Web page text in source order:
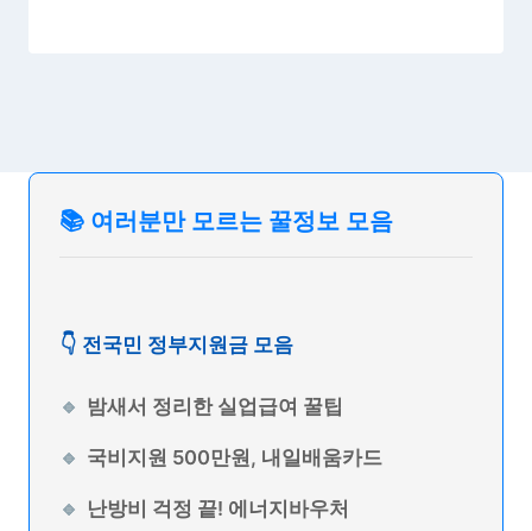
📚 여러분만 모르는 꿀정보 모음
👇 전국민 정부지원금 모음
밤새서 정리한 실업급여 꿀팁
국비지원 500만원, 내일배움카드
난방비 걱정 끝! 에너지바우처